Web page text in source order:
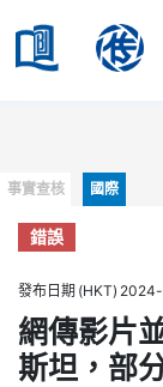
HKBU
Categories
事實查核 國際
錯誤
發布日期 (HKT)
網傳影片
斯坦，部